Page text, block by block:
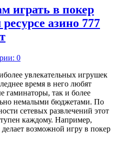
играть в покер
азино 777
0
увлекательных игрушек
время в него любят
гаминаторы, так и более
немалыми бюджетами. По
сетевых развлечений этот
каждому. Например,
возможной игру в покер